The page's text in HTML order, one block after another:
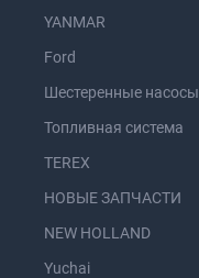
YANMAR
Ford
Шестеренные насосы
Топливная система
TEREX
НОВЫЕ ЗАПЧАСТИ
NEW HOLLAND
Yuchai